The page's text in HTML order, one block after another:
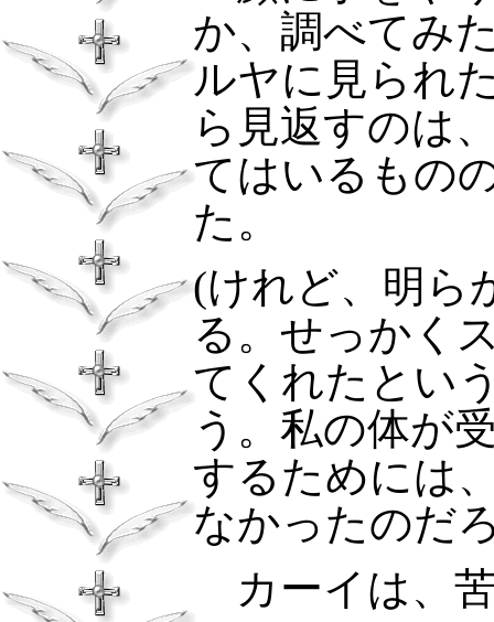
か、調べてみ
ルヤに見られ
ら見返すのは
てはいるもの
た。
(けれど、明ら
る。せっかく
てくれたとい
う。私の体が
するためには
なかったのだ
カーイは、